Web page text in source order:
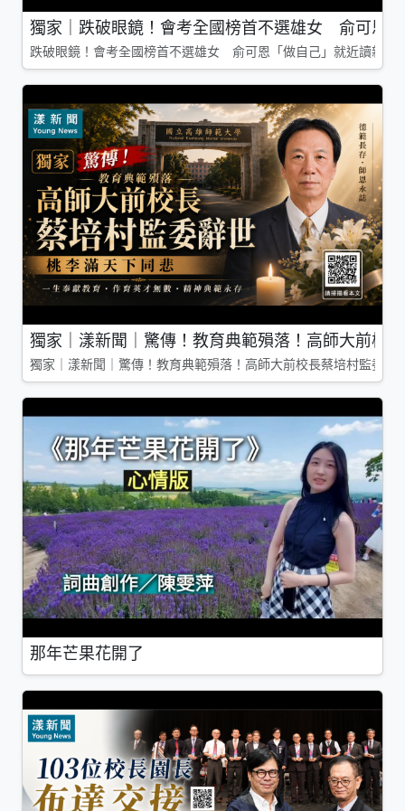
獨家｜跌破眼鏡！會考全國榜首不選雄女 俞可恩
跌破眼鏡！會考全國榜首不選雄女 俞可恩「做自己」就近讀新莊
獨家｜漾新聞｜驚傳！教育典範殞落！高師大前校
獨家｜漾新聞｜驚傳！教育典範殞落！高師大前校長蔡培村監委
那年芒果花開了